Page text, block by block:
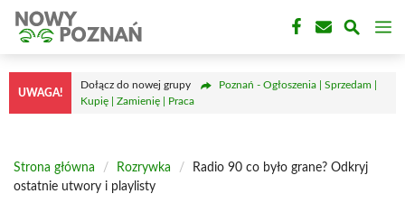
Przejdź
treści
UWAGA!
Dołącz do nowej grupy
Poznań - Ogłoszenia | Sprzedam |
Kupię | Zamienię | Praca
Strona główna / Rozrywka /
Radio 90 co było grane? Odkryj
ostatnie utwory i playlisty